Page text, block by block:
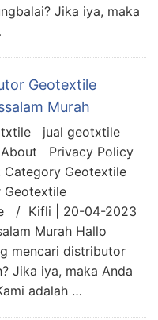
Jika iya, maka
Geotextile
Murah
jual geotxtile
Privacy Policy
Geotextile
/ Kifli | 20-04-2023
Murah Hallo
mencari distributor
Jika iya, maka Anda
adalah …